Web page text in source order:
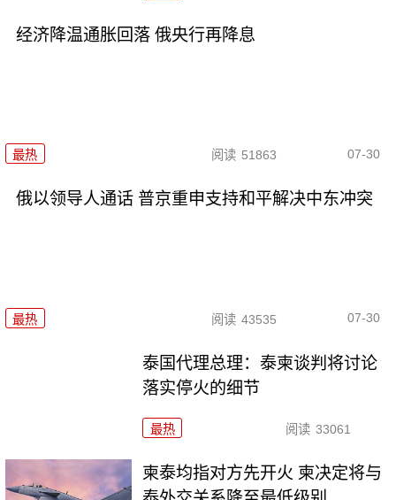
经济降温通胀回落 俄央行再降息
最热 阅读 51863 07-30
俄以领导人通话 普京重申支持和平解决中东冲突
最热 阅读 43535 07-30
泰国代理总理：泰柬谈判将讨论
落实停火的细节
最热 阅读 33061
柬泰均指对方先开火 柬决定将与